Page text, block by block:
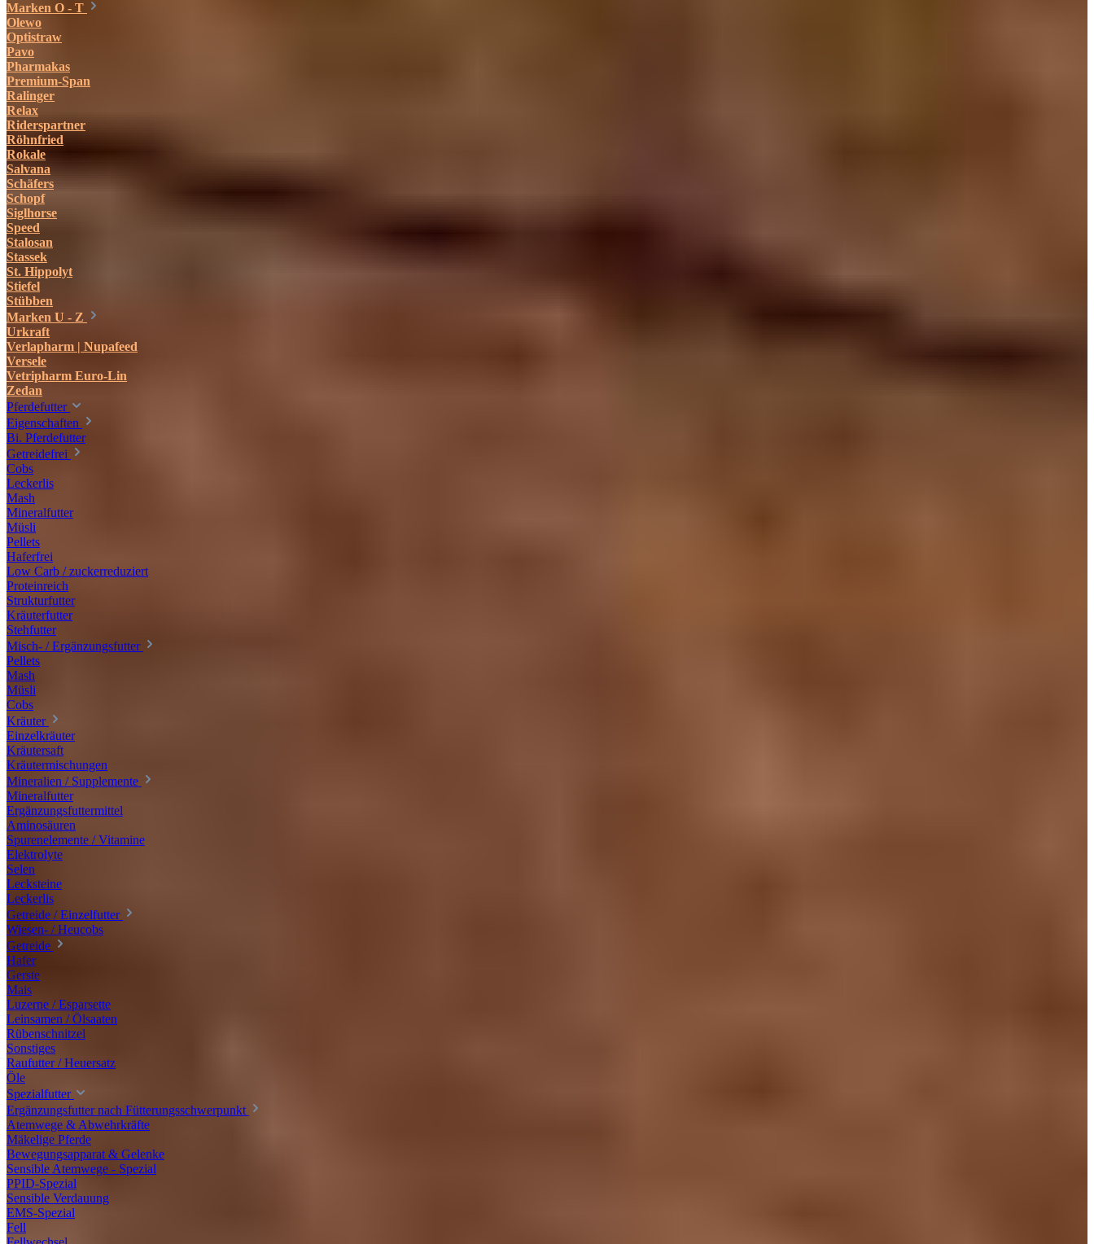
Marken O - T
Olewo
Optistraw
Pavo
Pharmakas
Premium-Span
Ralinger
Relax
Riderspartner
Röhnfried
Rokale
Salvana
Schäfers
Schopf
Siglhorse
Speed
Stalosan
Stassek
St. Hippolyt
Stiefel
Stübben
Marken U - Z
Urkraft
Verlapharm | Nupafeed
Versele
Vetripharm Euro-Lin
Zedan
Pferdefutter
Eigenschaften
Bi. Pferdefutter
Getreidefrei
Cobs
Leckerlis
Mash
Mineralfutter
Müsli
Pellets
Haferfrei
Low Carb / zuckerreduziert
Proteinreich
Strukturfutter
Kräuterfutter
Stehfutter
Misch- / Ergänzungsfutter
Pellets
Mash
Müsli
Cobs
Kräuter
Einzelkräuter
Kräutersaft
Kräutermischungen
Mineralien / Supplemente
Mineralfutter
Ergänzungsfuttermittel
Aminosäuren
Spurenelemente / Vitamine
Elektrolyte
Selen
Lecksteine
Leckerlis
Getreide / Einzelfutter
Wiesen- / Heucobs
Getreide
Hafer
Gerste
Mais
Luzerne / Esparsette
Leinsamen / Ölsaaten
Rübenschnitzel
Sonstiges
Raufutter / Heuersatz
Öle
Spezialfutter
Ergänzungsfutter nach Fütterungsschwerpunkt
Atemwege & Abwehrkräfte
Mäkelige Pferde
Bewegungsapparat & Gelenke
Sensible Atemwege - Spezial
PPID-Spezial
Sensible Verdauung
EMS-Spezial
Fell